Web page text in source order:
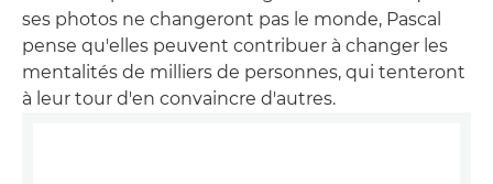
ses photos ne changeront pas le monde, Pascal
pense qu'elles peuvent contribuer à changer les
mentalités de milliers de personnes, qui tenteront
à leur tour d'en convaincre d'autres.